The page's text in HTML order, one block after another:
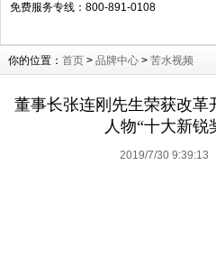
免费服务专线：800-891-0108
你的位置： 首页 > 品牌中心 > 苦水视频
董事长张连刚先生荣获改革
人物“十大新锐
2019/7/30